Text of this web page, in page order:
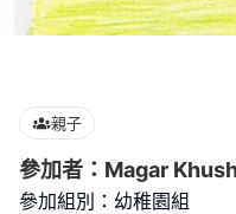
親子
參加者：Magar
參加組別：幼稚園組